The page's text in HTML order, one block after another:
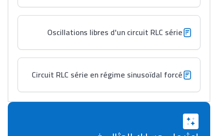
Post-Bac
Interviews/Vidéos
+ de 89 Interviews/Vidéos
Oscillations libres d'un circuit RLC série
Circuit RLC série en régime sinusoïdal forcé